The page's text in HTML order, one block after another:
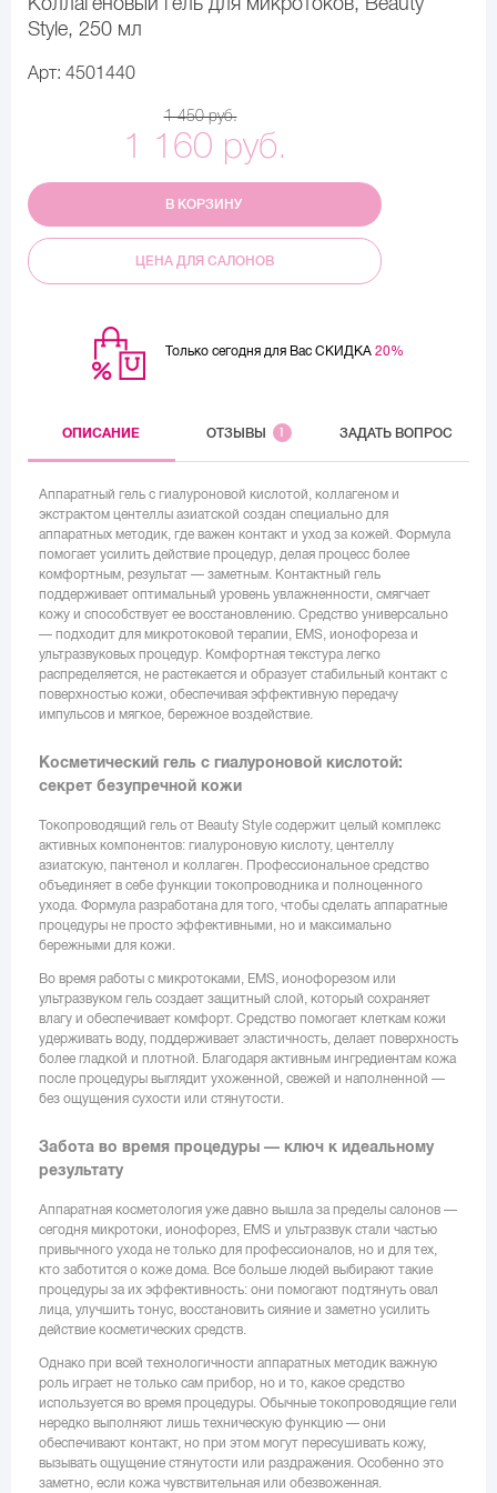
Style, 250 мл
Арт: 4501440
1 450 руб.
1 160 руб.
В КОРЗИНУ
ЦЕНА ДЛЯ САЛОНОВ
Только сегодня для Вас СКИДКА 20%
ОПИСАНИЕ ОТЗЫВЫ 1 ЗАДАТЬ ВОПРОС
Аппаратный гель с гиалуроновой кислотой, коллагеном и
экстрактом центеллы азиатской создан специально для
аппаратных методик, где важен контакт и уход за кожей. Формула
помогает усилить действие процедур, делая процесс более
комфортным, результат — заметным. Контактный гель
поддерживает оптимальный уровень увлажненности, смягчает
кожу и способствует ее восстановлению. Средство универсально
— подходит для микротоковой терапии, EMS, ионофореза и
ультразвуковых процедур. Комфортная текстура легко
распределяется, не растекается и образует стабильный контакт с
поверхностью кожи, обеспечивая эффективную передачу
импульсов и мягкое, бережное воздействие.
Косметический гель с гиалуроновой кислотой:
секрет безупречной кожи
Токопроводящий гель от Beauty Style содержит целый комплекс
активных компонентов: гиалуроновую кислоту, центеллу
азиатскую, пантенол и коллаген. Профессиональное средство
объединяет в себе функции токопроводника и полноценного
ухода. Формула разработана для того, чтобы сделать аппаратные
процедуры не просто эффективными, но и максимально
бережными для кожи.
Во время работы с микротоками, EMS, ионофорезом или
ультразвуком гель создает защитный слой, который сохраняет
влагу и обеспечивает комфорт. Средство помогает клеткам кожи
удерживать воду, поддерживает эластичность, делает поверхность
более гладкой и плотной. Благодаря активным ингредиентам кожа
после процедуры выглядит ухоженной, свежей и наполненной —
без ощущения сухости или стянутости.
Забота во время процедуры — ключ к идеальному
результату
Аппаратная косметология уже давно вышла за пределы салонов —
сегодня микротоки, ионофорез, EMS и ультразвук стали частью
привычного ухода не только для профессионалов, но и для тех,
кто заботится о коже дома. Все больше людей выбирают такие
процедуры за их эффективность: они помогают подтянуть овал
лица, улучшить тонус, восстановить сияние и заметно усилить
действие косметических средств.
Однако при всей технологичности аппаратных методик важную
роль играет не только сам прибор, но и то, какое средство
используется во время процедуры. Обычные токопроводящие гели
нередко выполняют лишь техническую функцию — они
обеспечивают контакт, но при этом могут пересушивать кожу,
вызывать ощущение стянутости или раздражения. Особенно это
заметно, если кожа чувствительная или обезвоженная.